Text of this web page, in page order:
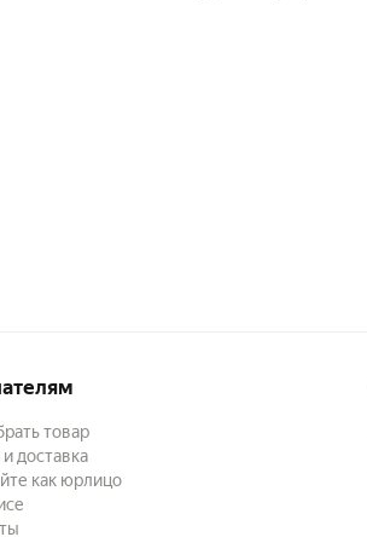
товар
доставка
как юрлицо